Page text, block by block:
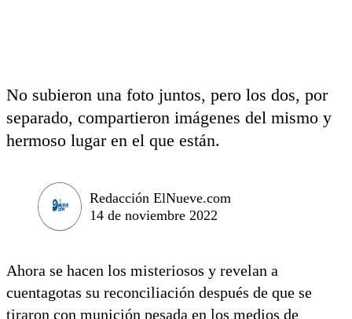
No subieron una foto juntos, pero los dos, por
separado, compartieron imágenes del mismo y
hermoso lugar en el que están.
Redacción ElNueve.com
14 de noviembre 2022
Ahora se hacen los misteriosos y revelan a
cuentagotas su reconciliación después de que se
tiraron con munición pesada en los medios de